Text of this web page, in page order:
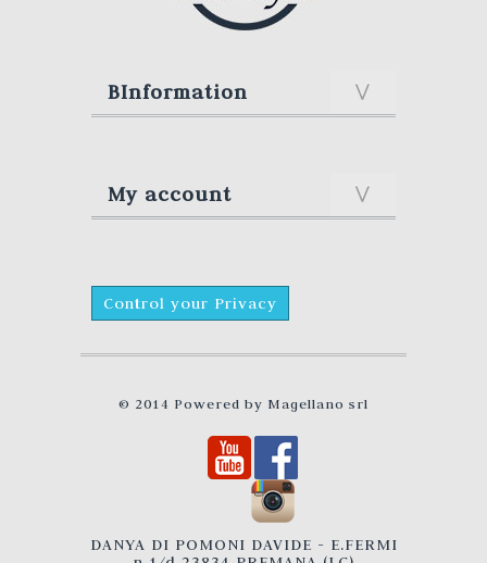
BInformation
My account
Control your Privacy
© 2014 Powered by Magellano srl
DANYA DI POMONI DAVIDE - E.FERMI